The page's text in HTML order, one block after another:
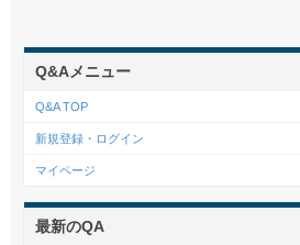
Q&Aメニュー
Q&A TOP
新規登録・ログイン
マイページ
最新のQA